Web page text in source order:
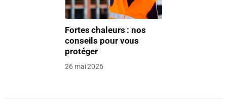
Fortes chaleurs : nos
conseils pour vous
protéger
26 mai 2026